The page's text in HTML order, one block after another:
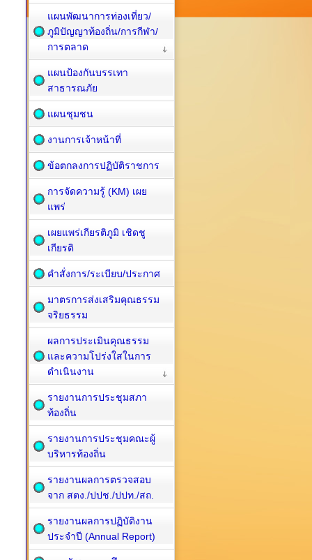
แผนพัฒนาการท่องเที่ยว/
ภูมิปัญญาท้องถิ่น/การกีฬา/
การตลาด
แผนป้องกันบรรเทา
สาธารณภัย
แผนชุมชน
งานการเจ้าหน้าที่
ข้อตกลงการปฏิบัติราชการ
การจัดความรู้ (KM) เผย
แพร่
เผยแพร่เกียรติภูมิ เชิดชู
เกียรติ
คำสั่งการ/ระเบียบ/ประกาศ
มาตรการส่งเสริมคุณธรรม
จริยธรรม
ผลการประเมินคุณธรรม
และความโปร่งใสในการ
ดำเนินงาน
รายงานการประชุมสภา
ท้องถิ่น
รายงานการประชุมคณะผู้
บริหารท้องถิ่น
รายงานผลการตรวจสอบ
จาก สตง./ปปช./ปปท./สถ.
รายงานผลการปฏิบัติงาน
ประจำปี (Annual Report)